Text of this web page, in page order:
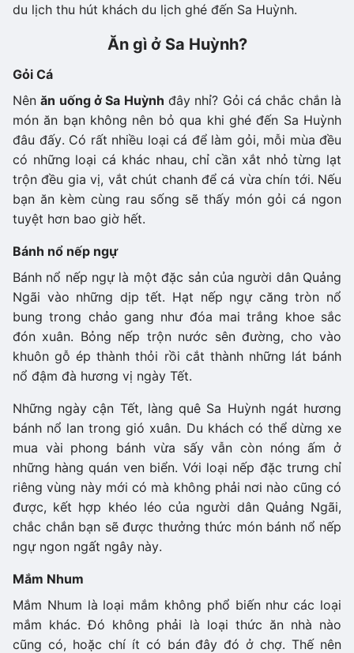
du lịch thu hút khách du lịch ghé đến Sa Huỳnh.
Ăn gì ở Sa Huỳnh?
Gỏi Cá
Nênăn uống ở Sa Huỳnh đây nhỉ? Gỏi cá chắc chắn là
món ăn bạn không nên bỏ qua khi ghé đến Sa Huỳnh
đâu đấy. Có rất nhiều loại cá để làm gỏi, mỗi mùa đều
có những loại cá khác nhau, chỉ cần xắt nhỏ từng lạt
trộn đều gia vị, vắt chút chanh để cá vừa chín tới. Nếu
bạn ăn kèm cùng rau sống sẽ thấy món gỏi cá ngon
tuyệt hơn bao giờ hết.
Bánh nổ nếp ngự
Bánh nổ nếp ngự là một đặc sản của người dân Quảng
Ngãi vào những dịp tết. Hạt nếp ngự căng tròn nổ
bung trong chảo gang như đóa mai trắng khoe sắc
đón xuân. Bỏng nếp trộn nước sên đường, cho vào
khuôn gỗ ép thành thỏi rồi cắt thành những lát bánh
nổ đậm đà hương vị ngày Tết.
Những ngày cận Tết, làng quê Sa Huỳnh ngát hương
bánh nổ lan trong gió xuân. Du khách có thể dừng xe
mua vài phong bánh vừa sấy vẫn còn nóng ấm ở
những hàng quán ven biển. Với loại nếp đặc trưng chỉ
riêng vùng này mới có mà không phải nơi nào cũng có
được, kết hợp khéo léo của người dân Quảng Ngãi,
chắc chắn bạn sẽ được thưởng thức món bánh nổ nếp
ngự ngon ngất ngây này.
Mắm Nhum
Mắm Nhum là loại mắm không phổ biến như các loại
mắm khác. Đó không phải là loại thức ăn nhà nào
cũng có, hoặc chí ít có bán đây đó ở chợ. Thế nên